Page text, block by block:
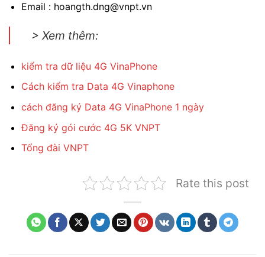
Email : hoangth.dng@vnpt.vn
> Xem thêm:
kiểm tra dữ liệu 4G VinaPhone
Cách kiểm tra Data 4G Vinaphone
cách đăng ký Data 4G VinaPhone 1 ngày
Đăng ký gói cước 4G 5K VNPT
Tổng đài VNPT
Rate this post